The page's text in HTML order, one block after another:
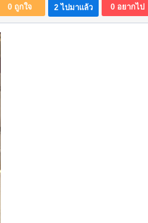
0ถูกใจ 2 ไปมาแล้ว 0อยากไป